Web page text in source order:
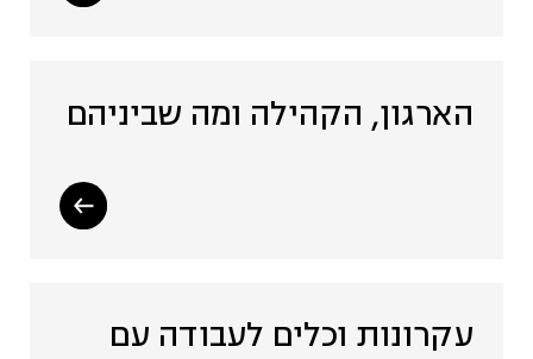
הארגון, הקהילה ומה שביניהם
עקרונות וכלים לעבודה עם